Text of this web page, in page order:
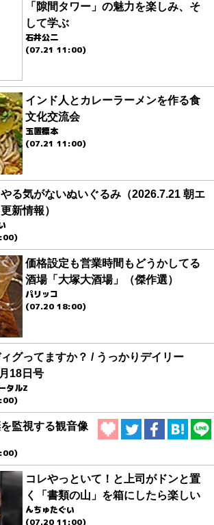
「隙間タワー」の魅力を楽しみ、そ
して学ぶ
石井公二
(07.21 11:00)
インド人とカレーラーメンを作る食
文化交流会
玉置標本
(07.21 11:00)
る気がないぬいぐるみ（2026.7.21 朝エ
新情報）
価格設定も営業時間もどうかしてる
酒場「大塚大酒場」（傑作選）
パリッコ
(07.20 18:00)
グってますか？ / うっかりデイリー
18日号
タルZ
監視する観音像
コレやっといて！と上司がドンと置
く「書類の山」を箱にしたら楽しい
んちゅたぐい
(07.20 11:00)